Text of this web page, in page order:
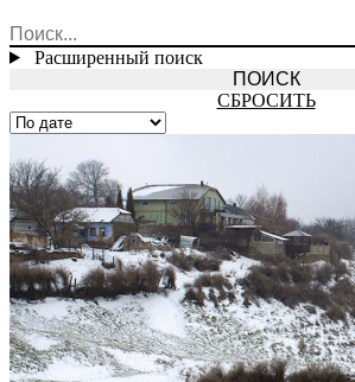
Расширенный поиск
СБРОСИТЬ